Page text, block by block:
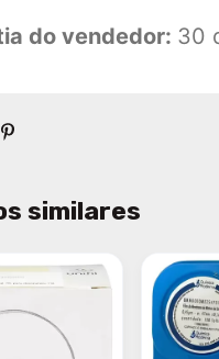
do vendedor: 30
similares